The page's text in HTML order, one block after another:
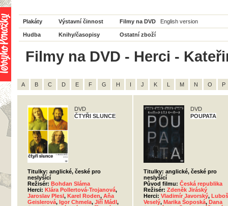
Plakáty Výstavní činnost Filmy na DVD English version
Hudba Knihy/časopisy Ostatní zboží
Filmy na DVD - Herci -
A B C D E F G H I J K L M N O P
DVD
ČTYŘI SLUNCE
Titulky: anglické, české pro
neslyšící
Režisér: Bohdan Sláma
Herci: Klára Pollertová-Trojanová,
Jaroslav Plesl, Karel Roden, Aňa
Geislerová, Igor Chmela, Jiří Mádl,
DVD
POUPATA
Titulky: anglické, české pro
neslyšící
Původ filmu: Česká republika
Režisér: Zdeněk Jiráský
Herci: Vladimír Javorský, Luboš
Veselý, Marika Šoposká, Dana